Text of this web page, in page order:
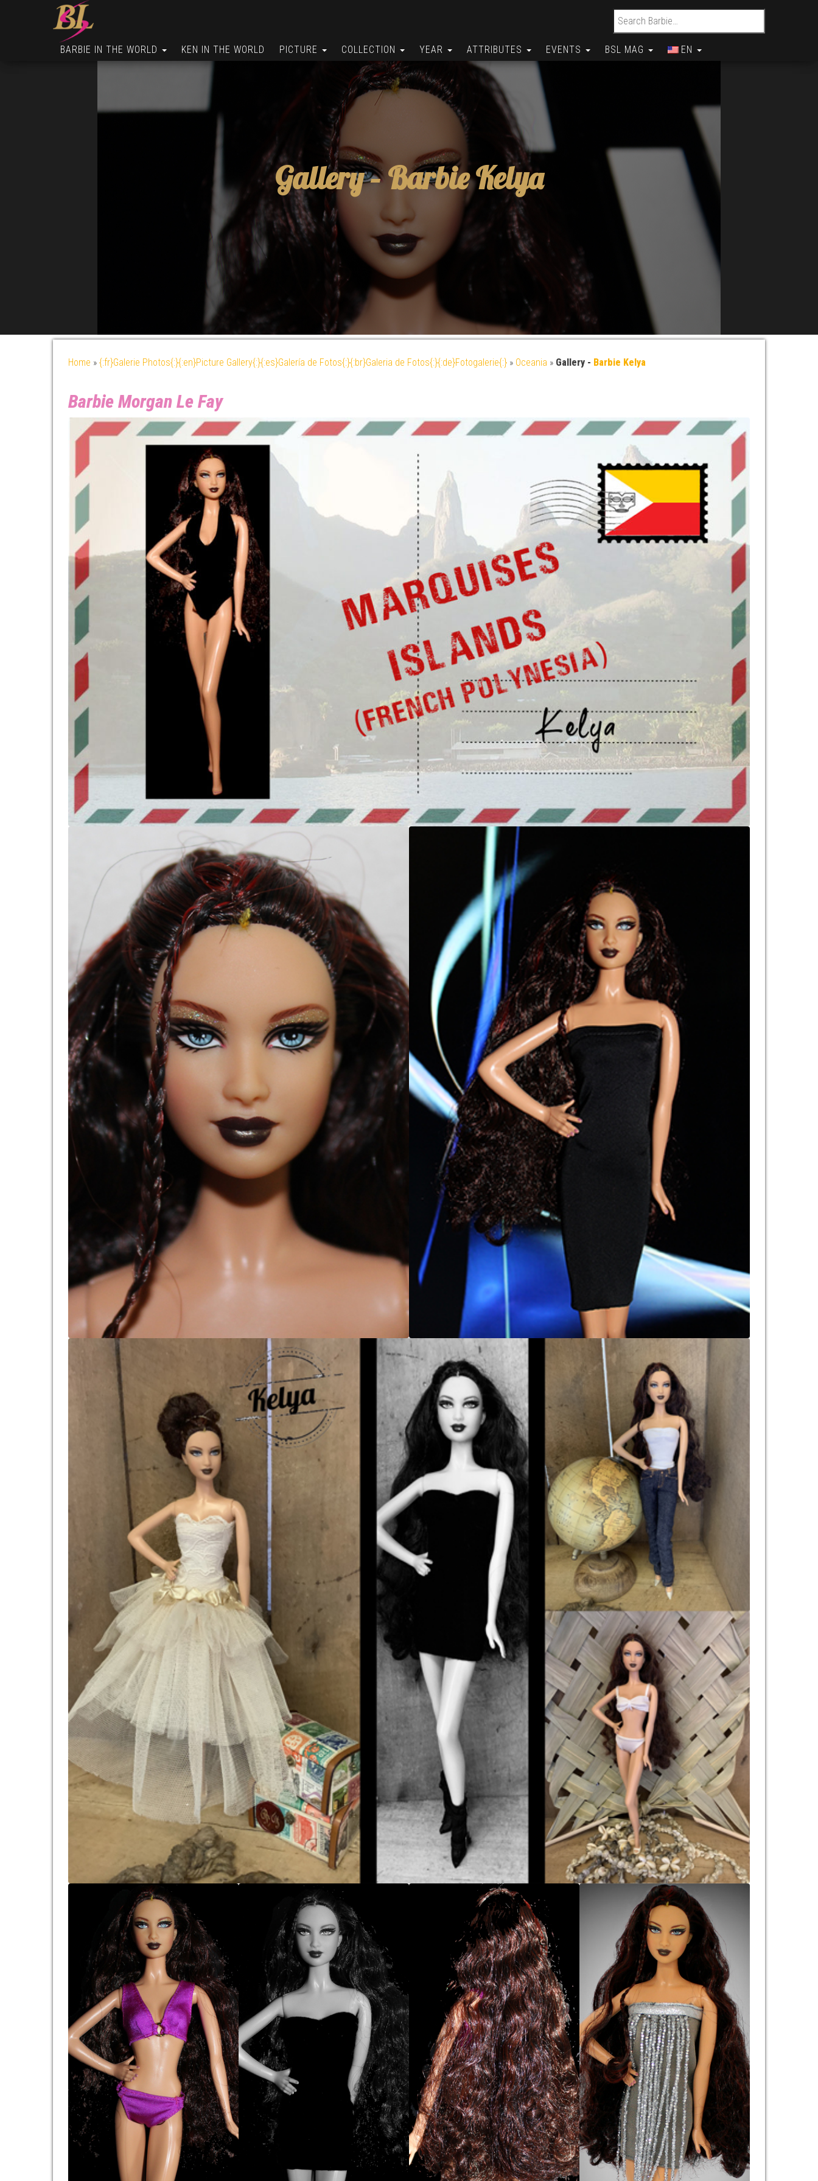
Search for:
BARBIE IN THE WORLD KEN IN THE WORLD PICTURE COLLECTION YEAR ATTRIBUTES EVENTS BSL MAG EN
Gallery –Barbie Kelya
Home » {:fr}Galerie Photos{:}{:en}Picture Gallery{:}{:es}Galería de Fotos{:}{:br}Galeria de Fotos{:}{:de}Fotogalerie{:} » Oceania » Gallery - Barbie Kelya
Barbie Morgan Le Fay